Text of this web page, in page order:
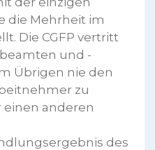
die Mehrheit im
Die CGFP vertritt
und -
Übrigen nie den
zu
einen anderen
des